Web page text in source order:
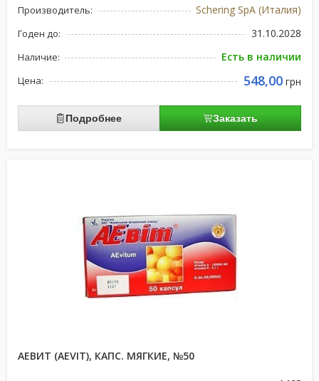
Производитель: Schering SpA (Италия)
Годен до: 31.10.2028
Наличие: Есть в наличии
Цена: 548,00 грн
Подробнее Заказать
АЕВИТ (AEVIT), КАПС. МЯГКИЕ, №50